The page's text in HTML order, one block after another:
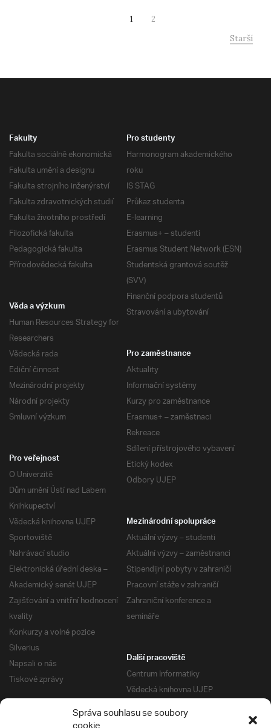
Správa souhlasu se soubory
1 2
Starší
Fakulty
Fakulta sociálně ekonomická
Fakulta umění a designu
Fakulta strojního inženýrství
Fakulta zdravotnických studií
Fakulta životního prostředí
Filozofická fakulta
Pedagogická fakulta
Přírodovědecká fakulta
Pro studenty
Harmonogram akademického
roku
IS STAG
Průkaz studenta
E-learning
Erasmus+ – studenti
Erasmus Student Network (ESN)
Studentská grantová soutěž
(SVV)
Finanční podpora studentů
Stravování a ubytování
Věda a výzkum
Human Resources Strategy for
Researchers
Vědecká rada
Ediční činnost
Mezinárodní projekty
Národní projekty
Smluvní výzkum
Pro zaměstnance
Aktuality
Informační systémy
Kurzy pro zaměstnance
Erasmus+ – zaměstnaci
Rekreace
Sdílení přístrojového vybavení
Etický kodex
Odbory UJEP
Pro veřejnost
O Univerzitě
Dům umění Ústí nad Labem
Knihkupectví
Vědecká knihovna UJEP
Sportoviště
Nahrávací studio
Elektronická úřední deska –
Akademický senát UJEP
Zajišťování a vnitřní hodnocení
kvality
Konkurzy a volné pozice
Silverius
Napsali o nás
Tiskové zprávy
Mezinárodní spolupráce
Aktuální výzvy – studenti
Aktuální výzvy – zaměstnanci
Stipendijní pobyty v zahraničí
Pracovní stáže v zahraničí
Zahraniční konference a
semináře
Další pracoviště
Centrum Informatiky
Vědecká knihovna UJEP
Správa kolejí a menz
Univerzitní centrum podpory